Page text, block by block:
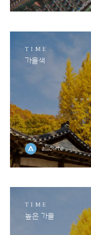
TIME
가을색
allowto
TIME
높은 가을